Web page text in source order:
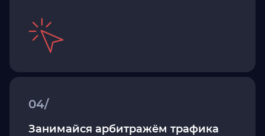
04/
Занимайся арбитражём трафика